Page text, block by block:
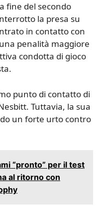
fine del secondo
la presa su
in contatto con
penalità maggiore
condotta di gioco
punto di contatto di
Tuttavia, la sua
un forte urto contro
“pronto” per il test
al ritorno con